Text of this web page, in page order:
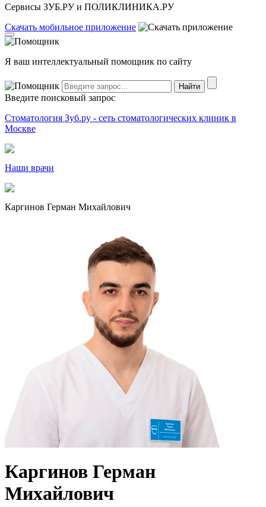
Сервисы ЗУБ.РУ и ПОЛИКЛИНИКА.РУ
Скачать мобильное приложение
Я ваш интеллектуальный помощник по сайту
Введите поисковый запрос
Стоматология Зуб.ру - сеть стоматологических клиник в
Москве
Наши врачи
Каргинов Герман Михайлович
Каргинов Герман
Михайлович